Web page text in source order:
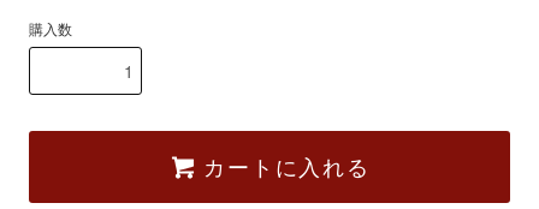
購入数
カートに入れる